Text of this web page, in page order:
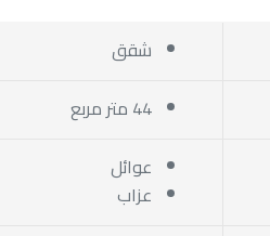
شقق
44 متر مربع
عوائل
عزاب